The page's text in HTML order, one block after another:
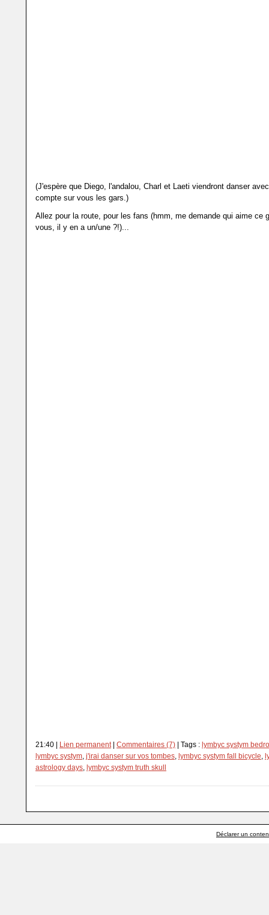
(J'espère que Diego, l'andalou, Charl et Laeti viendront danser
compte sur vous les gars.)
Allez pour la route, pour les fans (hmm, me demande qui aime ce
vous, il y en a un/une ?!)...
21:40 | Lien permanent | Commentaires (7) | Tags : lymbyc systym
lymbyc systym j'irai danser sur vos tombes lymbyc systym fall bicycle
astrology days lymbyc systym truth skull
Déclarer un